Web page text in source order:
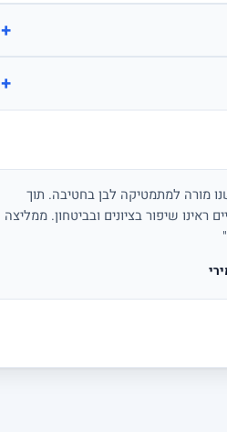
+
+
מורה למתמטיקה לבן בחטיבה. תוך
ראינו שיפור בציונים ובביטחון. ממליצה